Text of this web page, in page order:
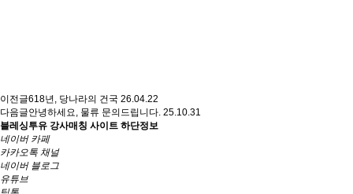
이전글618년, 당나라의 건국 26.04.22
다음글안녕하세요, 물류 문의드립니다. 25.10.31
블레싱투유 강사매칭 사이트 하단정보
네이버 카페
카카오톡 채널
네이버 블로그
유튜브